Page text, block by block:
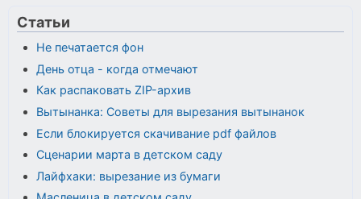
Статьи
Не печатается фон
День отца - когда отмечают
Как распаковать ZIP-архив
Вытынанка: Советы для вырезания вытынанок
Если блокируется скачивание pdf файлов
Сценарии марта в детском саду
Лайфхаки: вырезание из бумаги